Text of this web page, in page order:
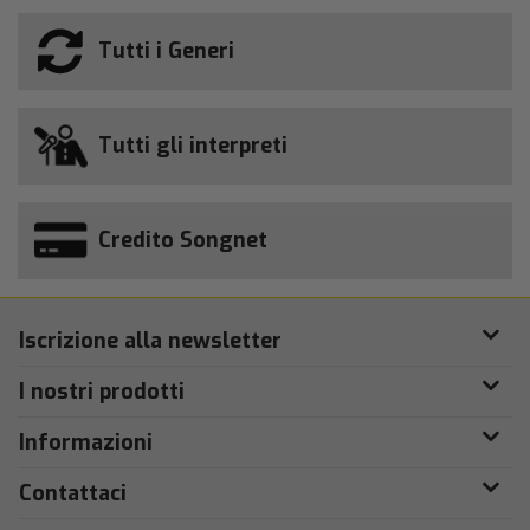
Tutti i Generi
Tutti gli interpreti
Credito Songnet
Iscrizione alla newsletter
I nostri prodotti
Informazioni
Contattaci